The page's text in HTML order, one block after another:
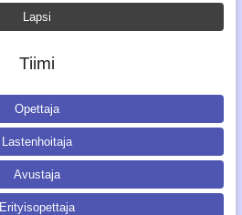
Lapsi
Tiimi
Opettaja
Lastenhoitaja
Avustaja
Erityisopettaja